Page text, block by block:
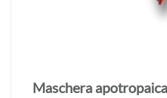
Maschera